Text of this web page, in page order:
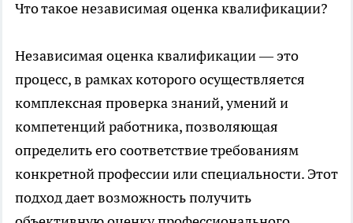
Что такое независимая оценка квалификации?
Независимая оценка квалификации— это
процесс, в рамках которого осуществляется
комплексная проверка знаний, умений и
компетенций работника, позволяющая
определить его соответствие требованиям
конкретной профессии или специальности. Этот
подход дает возможность получить